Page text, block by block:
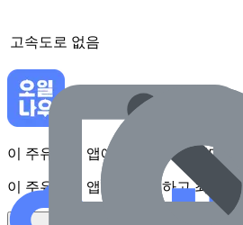
고속도로 없음
이 주유소를 앱에서 확인하고 최대 1
이 주유소를 앱에서 확인하고 최대 1